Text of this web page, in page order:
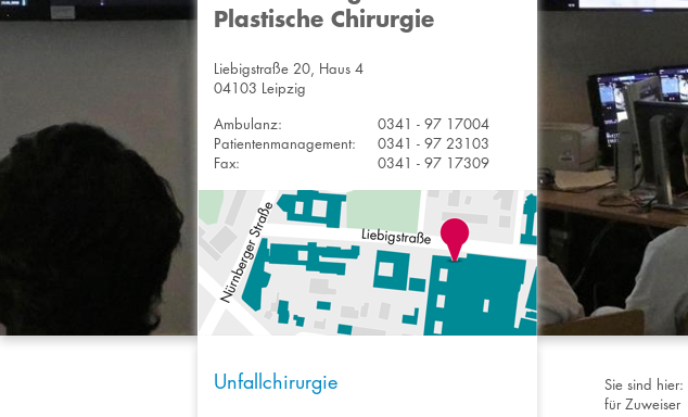
Plastische Chirurgie
Liebigstraße 20, Haus 4
04103 Leipzig
Ambulanz:
0341 - 97 17004
Patientenmanagement:
0341 - 97 23103
Fax:
0341 - 97 17309
Unfallchirurgie Sie sind hier:
für Zuweiser